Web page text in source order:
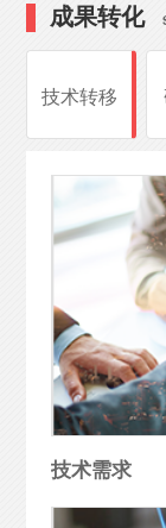
成果转化
技术转移
技术需求